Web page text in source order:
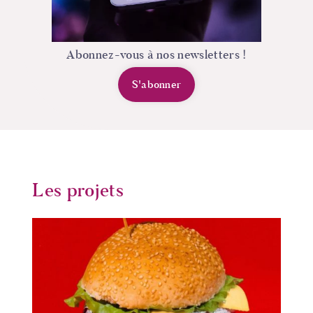
Abonnez-vous à nos newsletters !
S'abonner
Les projets